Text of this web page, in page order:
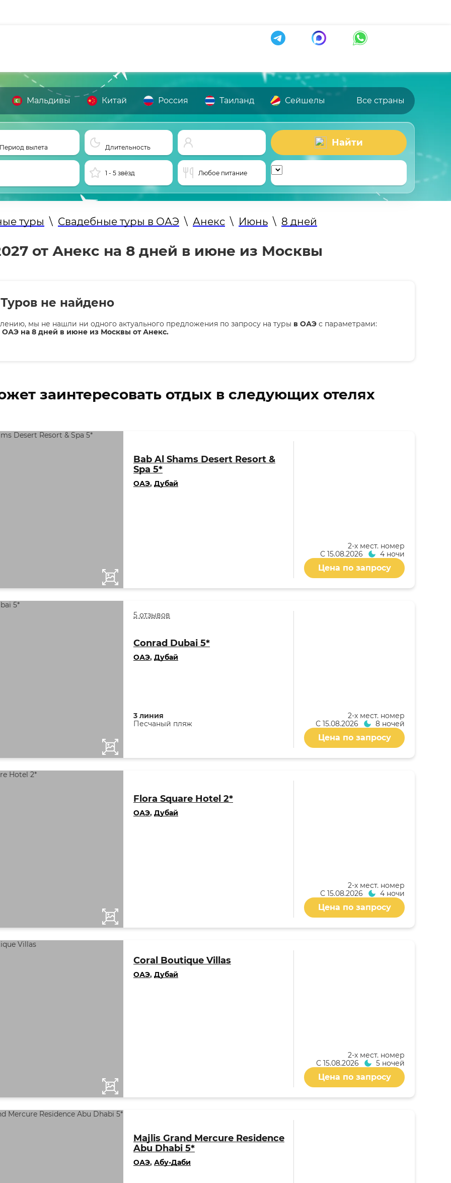
Мальдивы Китай Россия Таиланд Сейшелы Все страны
Период вылета Длительность Найти
1 - 5 звёзд Любое питание
туры \ Свадебные туры в ОАЭ \ Анекс \ Июнь \ 8 дней
от Анекс на 8 дней в июне из Москвы
Туров не найдено
мы не нашли ни одного актуального предложения по запросу на туры в ОАЭ с параметрами:
ОАЭ на 8 дней в июне из Москвы от Анекс.
заинтересовать отдых в следующих отелях
Bab Al Shams Desert Resort &
Spa 5*
ОАЭ, Дубай
2-x мест. номер
С 15.08.2026 4 ночи
Цена по запросу
5 отзывов
Conrad Dubai 5*
ОАЭ, Дубай
3 линия
Песчаный пляж
2-x мест. номер
С 15.08.2026 8 ночей
Цена по запросу
Flora Square Hotel 2*
ОАЭ, Дубай
2-x мест. номер
С 15.08.2026 4 ночи
Цена по запросу
Coral Boutique Villas
ОАЭ, Дубай
2-x мест. номер
С 15.08.2026 5 ночей
Цена по запросу
Majlis Grand Mercure Residence
Abu Dhabi 5*
ОАЭ, Абу-Даби